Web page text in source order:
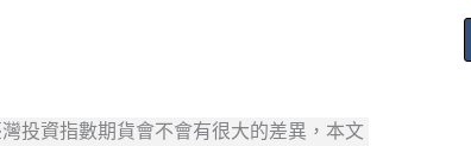
投資指數期貨會不會有很大的差異，本文